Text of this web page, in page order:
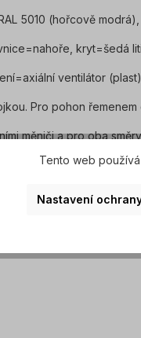
5010 (hořcově
kryt=šedá
ventilátor
Pro pohon
měniči a pro oba
práce na
provedení nám
Technické změny
Tento web
Nastavení